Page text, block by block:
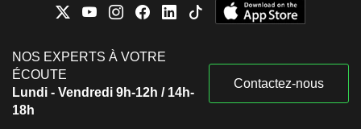
NOS EXPERTS À VOTRE
ÉCOUTE
Lundi - Vendredi 9h-12h / 14h-
18h
Contactez-nous